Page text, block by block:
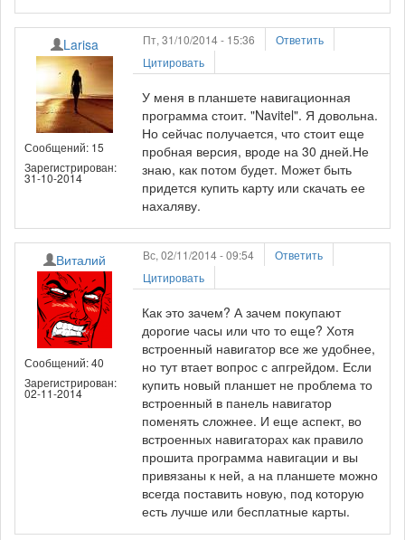
Larisa
Сообщений: 15
Зарегистрирован:
31-10-2014
Пт, 31/10/2014 - 15:36
Ответить
Цитировать
У меня в планшете навигационная
программа стоит. "Navitel". Я довольна.
Но сейчас получается, что стоит еще
пробная версия, вроде на 30 дней.Не
знаю, как потом будет. Может быть
придется купить карту или скачать ее
нахаляву.
Виталий
Сообщений: 40
Зарегистрирован:
02-11-2014
Вс, 02/11/2014 - 09:54
Ответить
Цитировать
Как это зачем? А зачем покупают
дорогие часы или что то еще? Хотя
встроенный навигатор все же удобнее,
но тут втает вопрос с апгрейдом. Если
купить новый планшет не проблема то
встроенный в панель навигатор
поменять сложнее. И еще аспект, во
встроенных навигаторах как правило
прошита программа навигации и вы
привязаны к ней, а на планшете можно
всегда поставить новую, под которую
есть лучше или бесплатные карты.